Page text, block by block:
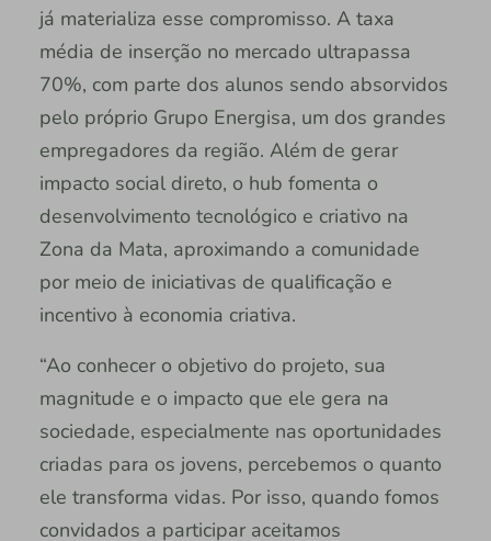
já materializa esse compromisso. A taxa
média de inserção no mercado ultrapassa
70%, com parte dos alunos sendo absorvidos
pelo próprio Grupo Energisa, um dos grandes
empregadores da região. Além de gerar
impacto social direto, o hub fomenta o
desenvolvimento tecnológico e criativo na
Zona da Mata, aproximando a comunidade
por meio de iniciativas de qualificação e
incentivo à economia criativa.
“Ao conhecer o objetivo do projeto, sua
magnitude e o impacto que ele gera na
sociedade, especialmente nas oportunidades
criadas para os jovens, percebemos o quanto
ele transforma vidas. Por isso, quando fomos
convidados a participar aceitamos